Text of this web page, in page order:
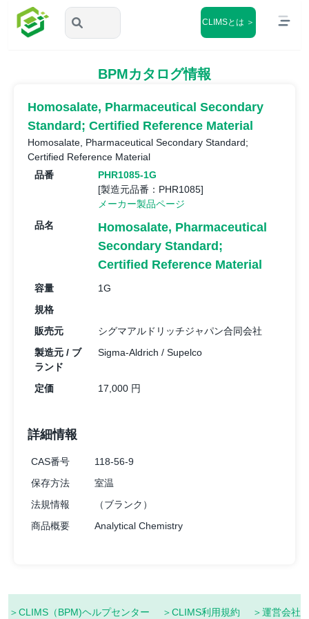
CLIMSとは ＞
BPMカタログ情報
Homosalate, Pharmaceutical Secondary
Standard; Certified Reference Material
Homosalate, Pharmaceutical Secondary Standard;
Certified Reference Material
品番
PHR1085-1G
[製造元品番：PHR1085]
メーカー製品ページ
品名
Homosalate, Pharmaceutical
Secondary Standard;
Certified Reference Material
容量
1G
規格
販売元
シグマアルドリッチジャパン合同会社
製造元 / ブ
ランド
Sigma-Aldrich / Supelco
定価 17,000 円
詳細情報
CAS番号
118-56-9
保存方法
室温
法規情報
（ブランク）
商品概要
Analytical Chemistry
＞CLIMS（BPM)ヘルプセンター ＞CLIMS利用規約 ＞運営会社